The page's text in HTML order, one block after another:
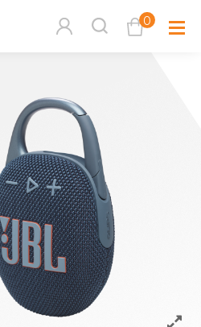
0
查看購物車
活動